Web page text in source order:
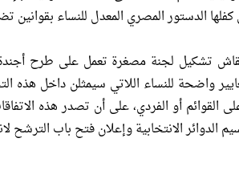
الدستور المصري المعدل للنساء بقوانين
تشكيل لجنة مصغرة تعمل على طرح
واضحة للنساء اللاتي سيمثلن داخل هذه
القوائم أو الفردي، على أن تصدر هذه
الدوائر الانتخابية وإعلان فتح باب الترشح